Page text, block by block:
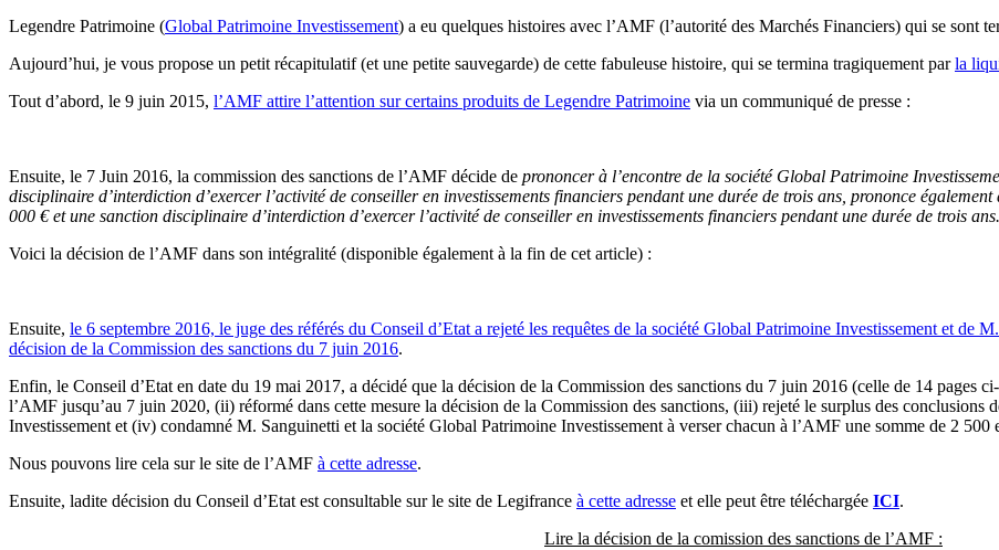
Legendre Patrimoine (Global Patrimoine Investissement) a eu quelques histoires avec l’AMF (l’autorité des Marchés Financiers) qui se sont
Aujourd’hui, je vous propose un petit récapitulatif (et une petite sauvegarde) de cette fabuleuse histoire, qui se termina tragiquement parla
Tout d’abord, le 9 juin 2015, l’AMF attire l’attention sur certains produits de Legendre Patrimoine via un communiqué de presse :
Ensuite, le 7 Juin 2016, la commission des sanctions de l’AMF décide de prononcer à l’encontre de la société Global Patrimoine
disciplinaire d’interdiction d’exercer l’activité de conseiller en investissements financiers pendant une durée de trois ans, prononce
000 €et une sanction disciplinaire d’interdiction d’exercer l’activité de conseiller en investissements financiers pendant une durée de trois ans.
Voici la décision de l’AMF dans son intégralité (disponible également à la fin de cet article) :
Ensuite, le 6 septembre 2016, le juge des référés du Conseil d’Etat a rejeté les requêtes de la société Global Patrimoine Investissement et de
décision de la Commission des sanctions du 7 juin 2016.
Enfin, le Conseil d’Etat en date du 19 mai 2017, a décidé que la décision de la Commission des sanctions du 7 juin 2016 (celle de 14 pages
l’AMF jusqu’au 7 juin 2020, (ii) réformé dans cette mesure la décision de la Commission des sanctions, (iii) rejeté le surplus des conclusions
Investissement et (iv) condamné M. Sanguinetti et la société Global Patrimoine Investissement à verser chacun à l’AMF une somme de 2
Nous pouvons lire cela sur le site de l’AMF à cette adresse.
Ensuite, ladite décision du Conseil d’Etat est consultable sur le site de Legifrance à cette adresse et elle peut être téléchargée ICI.
Lire la décision de la comission des sanctions de l’AMF :